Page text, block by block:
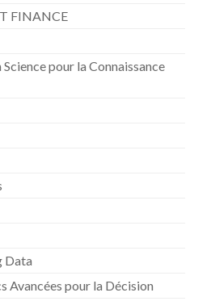
FINANCE
pour la Connaissance
Data
Avancées pour la Décision